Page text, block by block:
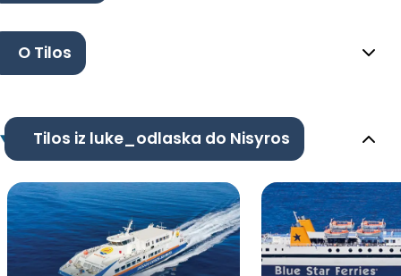
O Tilos
Tilos iz luke_odlaska do Nisyros